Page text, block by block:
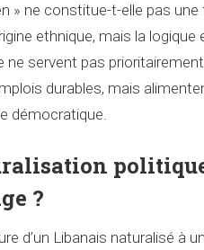
» ne constitue-t-elle pas
ethnique, mais la
ne servent pas
durables, mais
démocratique.
?
d’un Libanais naturalisé à